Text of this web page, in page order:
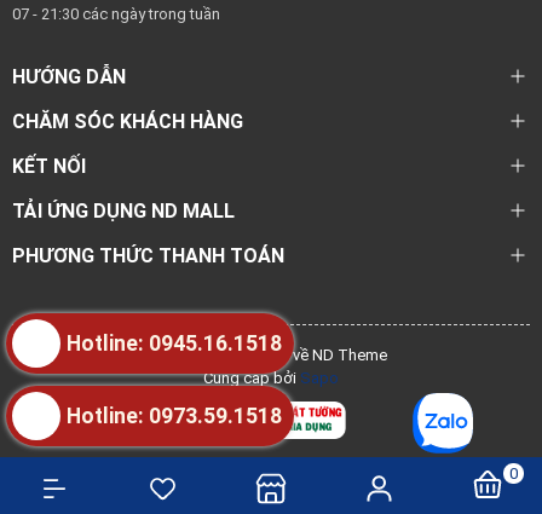
0
07 - 21:30 các ngày trong tuần
HƯỚNG DẪN
CHĂM SÓC KHÁCH HÀNG
KẾT NỐI
TẢI ỨNG DỤNG ND MALL
PHƯƠNG THỨC THANH TOÁN
@ Bản quyền thuộc về ND Theme
Cung cấp bởi Sapo
Hotline: 0973.59.1518
Hotline: 0945.16.1518